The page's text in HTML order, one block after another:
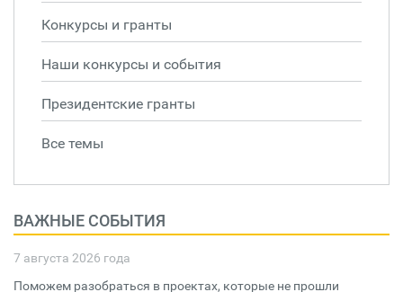
Конкурсы и гранты
Наши конкурсы и события
Президентские гранты
Все темы
ВАЖНЫЕ СОБЫТИЯ
7 августа 2026 года
Поможем разобраться в проектах, которые не прошли